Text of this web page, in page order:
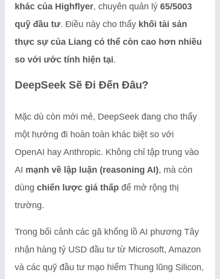
khác của Highflyer, chuyên quản lý 65/5003
quỹ đầu tư. Điều này cho thấy khối tài sản
thực sự của Liang có thể còn cao hơn nhiều
so với ước tính hiện tại.
DeepSeek Sẽ Đi Đến Đâu?
Mặc dù còn mới mẻ, DeepSeek đang cho thấy
một hướng đi hoàn toàn khác biệt so với
OpenAI hay Anthropic. Không chỉ tập trung vào
AI mạnh về lập luận (reasoning AI), mà còn
dùng chiến lược giá thấp để mở rộng thị
trường.
Trong bối cảnh các gã khổng lồ AI phương Tây
nhận hàng tỷ USD đầu tư từ Microsoft, Amazon
và các quỹ đầu tư mạo hiểm Thung lũng Silicon,